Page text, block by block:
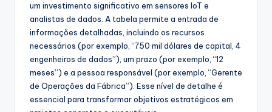
um investimento significativo em sensores IoT e
analistas de dados. A tabela permite a entrada de
informações detalhadas, incluindo os recursos
necessários (por exemplo, “750 mil dólares de capital, 4
engenheiros de dados”), um prazo (por exemplo, “12
meses”) e a pessoa responsável (por exemplo, “Gerente
de Operações da Fábrica”). Esse nível de detalhe é
essencial para transformar objetivos estratégicos em